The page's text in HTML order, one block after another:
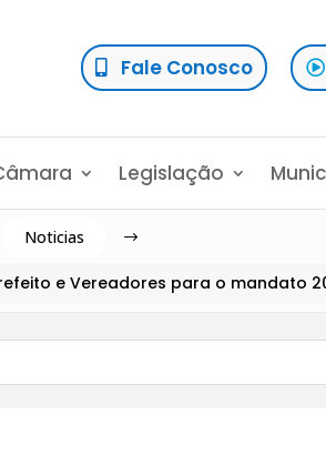
Fale Conosco
Legislação
Noticias $
e Vereadores para o mandato